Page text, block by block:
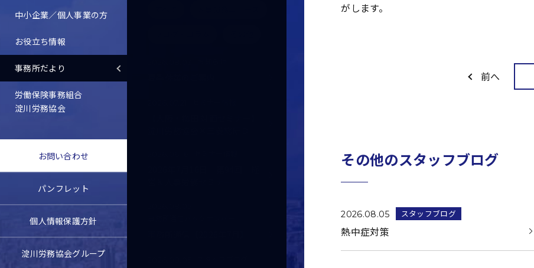
中小企業／個人事業の方
お役立ち情報
事務所だより
労働保険事務組合
淀川労務協会
お問い合わせ
パンフレット
個人情報保護方針
淀川労務協会グループ
がします。
前へ
その他のスタッフブログ
2026.08.05 スタッフブログ
熱中症対策